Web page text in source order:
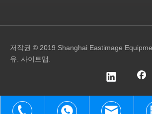
저작권 © 2019 Shanghai Eastimage
유. 사이트맵